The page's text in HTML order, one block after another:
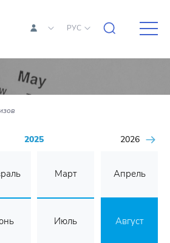
РУС
2025 2026
Март Апрель
Июль Август